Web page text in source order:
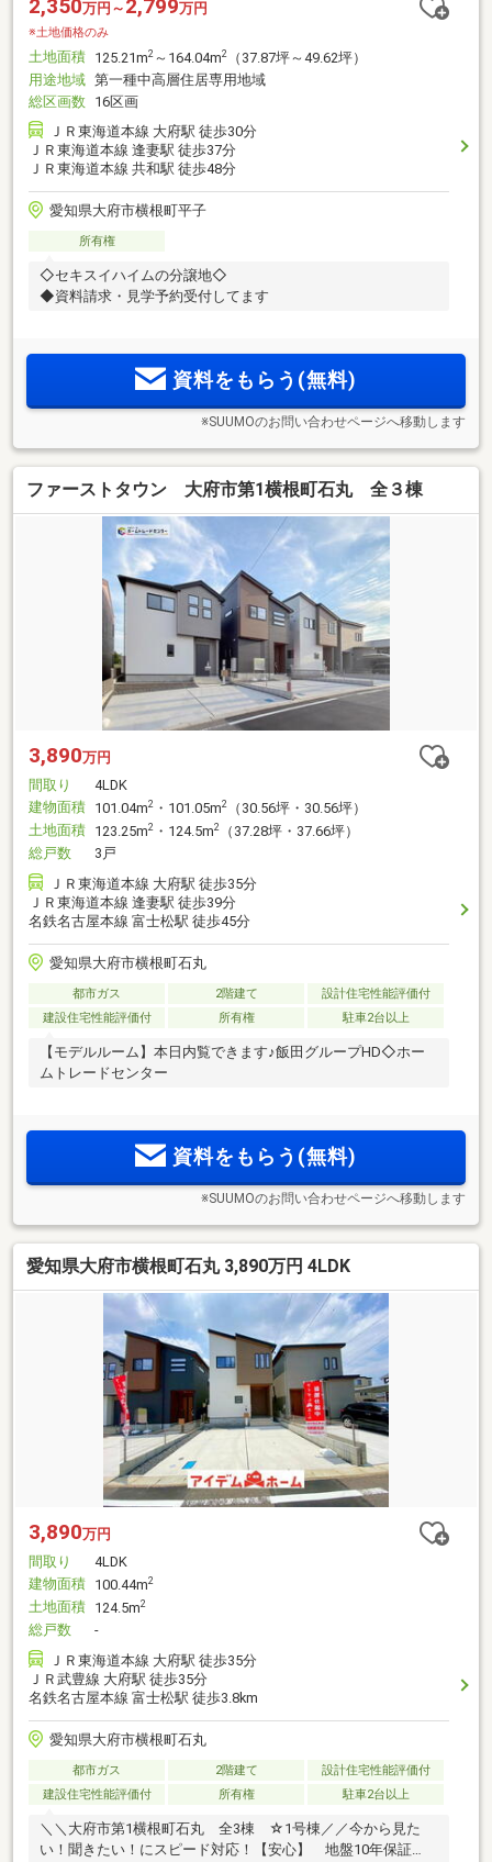
2,350万円～ 2,799万円
※土地価格のみ
土地面積 125.21m2 ～164.04m2
（37.87坪～49.62坪）
用途地域 第一種中高層住居専用地域
総区画数 16区画
ＪＲ東海道本線 大府駅 徒歩30分
ＪＲ東海道本線 逢妻駅 徒歩37分
ＪＲ東海道本線 共和駅 徒歩48分
愛知県大府市横根町平子
所有権
◇セキスイハイムの分譲地◇
◆資料請求・見学予約受付してます
資料をもらう(無料)
※SUUMOのお問い合わせページへ移動します
ファーストタウン 大府市第1横根町石丸 全３棟
3,890万円
間取り
4LDK
建物面積 101.04m2 ・101.05m2
（30.56坪・30.56坪）
土地面積 123.25m2 ・124.5m2
（37.28坪・37.66坪）
総戸数
3戸
ＪＲ東海道本線 大府駅 徒歩35分
ＪＲ東海道本線 逢妻駅 徒歩39分
名鉄名古屋本線 富士松駅 徒歩45分
愛知県大府市横根町石丸
都市ガス 2階建て
設計住宅性能評価付
建設住宅性能評価付
所有権 駐車2台以上
【モデルルーム】本日内覧できます♪飯田グループHD◇ホー
ムトレードセンター
資料をもらう(無料)
※SUUMOのお問い合わせページへ移動します
愛知県大府市横根町石丸 3,890万円 4LDK
3,890万円
間取り
4LDK
建物面積 100.44m2
土地面積 124.5m2
総戸数
-
ＪＲ東海道本線 大府駅 徒歩35分
ＪＲ武豊線 大府駅 徒歩35分
名鉄名古屋本線 富士松駅 徒歩3.8km
愛知県大府市横根町石丸
都市ガス 2階建て
設計住宅性能評価付
建設住宅性能評価付
所有権 駐車2台以上
＼＼大府市第1横根町石丸 全3棟 ☆1号棟／／今から見た
い！聞きたい！にスピード対応！【安心】 地盤10年保証